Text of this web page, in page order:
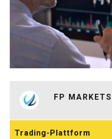
FP
Trading-Plattform